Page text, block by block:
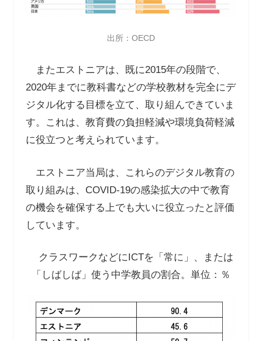
出所：OECD
またエストニアは、既に2015年の段階で、
2020年までに教科書などの学校教材を完全にデ
ジタル化する目標を立て、取り組んできていま
す。これは、教育費の負担軽減や環境負荷軽減
に役立つと考えられています。
エストニア当局は、これらのデジタル教育の
取り組みは、COVID-19の感染拡大の中で教育
の機会を確保する上でも大いに役立ったと評価
しています。
クラスワークなどにICTを「常に」、または
「しばしば」使う中学教員の割合。単位：％